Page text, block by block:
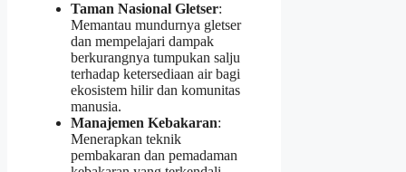
Taman Nasional Gletser:
Memantau mundurnya gletser
dan mempelajari dampak
berkurangnya tumpukan salju
terhadap ketersediaan air bagi
ekosistem hilir dan komunitas
manusia.
Manajemen Kebakaran:
Menerapkan teknik
pembakaran dan pemadaman